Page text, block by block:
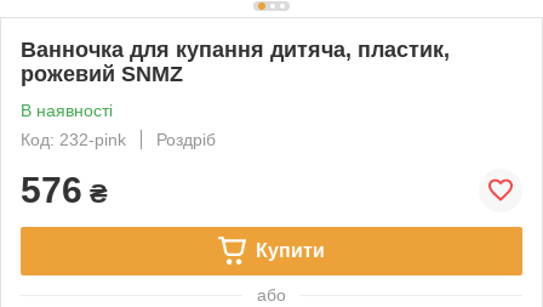
Ванночка для купання дитяча, пластик,
рожевий SNMZ
В наявності
Код: 232-pink
Роздріб
576 ₴
Купити
або